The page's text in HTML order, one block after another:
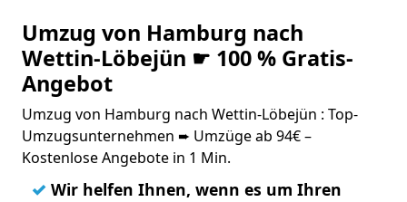
Umzug von Hamburg nach
Wettin-Löbejün ☛ 100 % Gratis-
Angebot
Umzug von Hamburg nach Wettin-Löbejün : Top-
Umzugsunternehmen ➨ Umzüge ab 94€ –
Kostenlose Angebote in 1 Min.
✓ Wir helfen Ihnen, wenn es um Ihren